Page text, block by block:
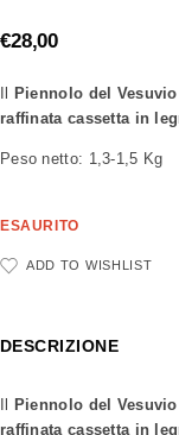
€28,00
Piennolo del Vesuvio
raffinata cassetta in
Peso netto: 1,3-1,5 Kg
ESAURITO
ADD TO WISHLIST
DESCRIZIONE
Piennolo del Vesuvio
raffinata cassetta in